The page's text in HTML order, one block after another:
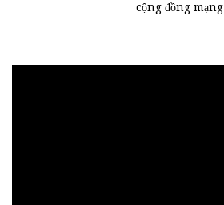
cộng đồng mạng